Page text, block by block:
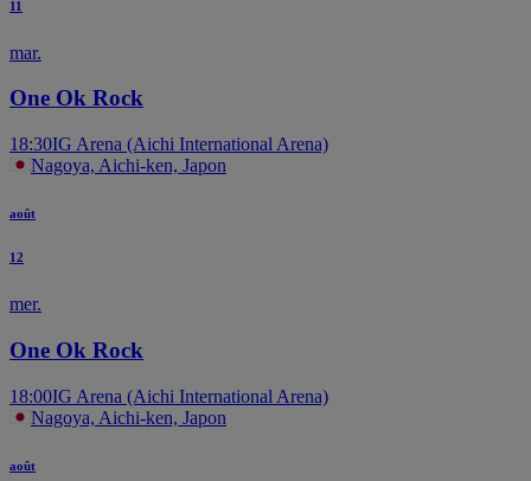
11
mar.
One Ok Rock
18:30IG Arena (Aichi International Arena)
Nagoya, Aichi-ken, Japon
août
12
mer.
One Ok Rock
18:00IG Arena (Aichi International Arena)
Nagoya, Aichi-ken, Japon
août